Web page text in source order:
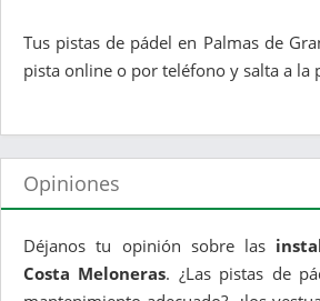
Tus pistas de pádel en Palmas de
pista online o por teléfono y salta a la
Opiniones
Déjanos tu opinión sobre las
Costa Meloneras. ¿Las pistas de